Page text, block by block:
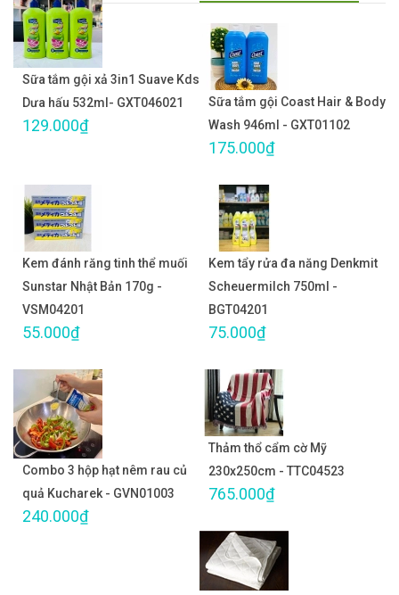
Sữa tắm gội xả 3in1 Suave Kds
Dưa hấu 532ml- GXT046021
129.000₫
Sữa tắm gội Coast Hair & Body
Wash 946ml - GXT01102
175.000₫
Kem đánh răng tinh thể muối
Sunstar Nhật Bản 170g -
VSM04201
55.000₫
Kem tẩy rửa đa năng Denkmit
Scheuermilch 750ml -
BGT04201
75.000₫
Combo 3 hộp hạt nêm rau củ
quả Kucharek - GVN01003
240.000₫
Thảm thổ cẩm cờ Mỹ
230x250cm - TTC04523
765.000₫